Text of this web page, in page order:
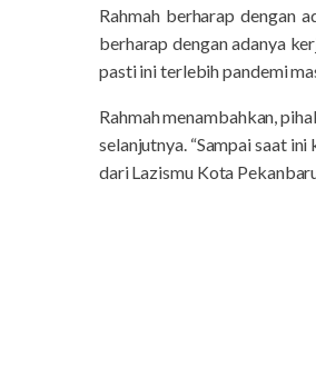
Rahmah berharap dengan
berharap dengan adanya
pasti ini terlebih pandemi
Rahmah menambahkan,
selanjutnya. “Sampai saat
dari Lazismu Kota